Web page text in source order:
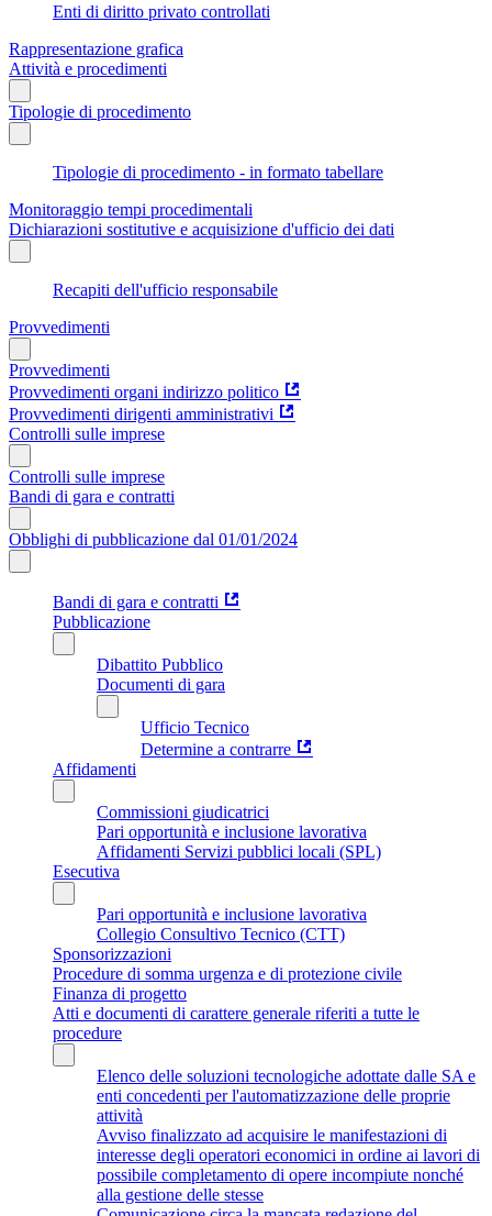
Enti di diritto privato controllati
Rappresentazione grafica
Attività e procedimenti
Tipologie di procedimento
Tipologie di procedimento - in formato tabellare
Monitoraggio tempi procedimentali
Dichiarazioni sostitutive e acquisizione d'ufficio dei dati
Recapiti dell'ufficio responsabile
Provvedimenti
Provvedimenti
Provvedimenti organi indirizzo politico
Provvedimenti dirigenti amministrativi
Controlli sulle imprese
Controlli sulle imprese
Bandi di gara e contratti
Obblighi di pubblicazione dal 01/01/2024
Bandi di gara e contratti
Pubblicazione
Dibattito Pubblico
Documenti di gara
Ufficio Tecnico
Determine a contrarre
Affidamenti
Commissioni giudicatrici
Pari opportunità e inclusione lavorativa
Affidamenti Servizi pubblici locali (SPL)
Esecutiva
Pari opportunità e inclusione lavorativa
Collegio Consultivo Tecnico (CTT)
Sponsorizzazioni
Procedure di somma urgenza e di protezione civile
Finanza di progetto
Atti e documenti di carattere generale riferiti a tutte le
procedure
Elenco delle soluzioni tecnologiche adottate dalle SA e
enti concedenti per l'automatizzazione delle proprie
attività
Avviso finalizzato ad acquisire le manifestazioni di
interesse degli operatori economici in ordine ai lavori di
possibile completamento di opere incompiute nonché
alla gestione delle stesse